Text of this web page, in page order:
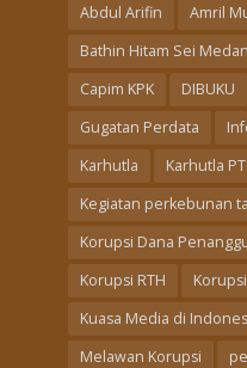
Abdul Arifin Amril
Bathin Hitam Sei
Capim KPK
DIBUKU
Gugatan Perdata
Karhutla
Karhutla
Kegiatan perkebunan
Korupsi Dana
Korupsi RTH
Kuasa Media di
Melawan Korupsi